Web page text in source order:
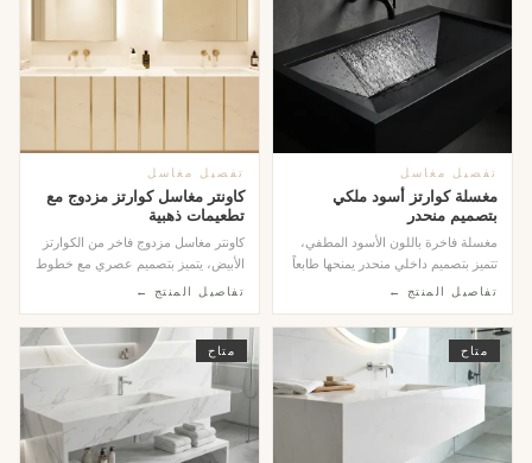
تفصيل مغاسل
مغسلة كوارتز أسود ملكي
بتصميم منحدر
مغسلة فاخرة باللون الأسود المطفي،
تتميز بتصميم داخلي منحدر يمنحها طابعاً
هندسياً...
تفاصيل المنتج ←
تفصيل مغاسل
كاونتر مغاسل كوارتز مزدوج مع
تطعيمات ذهبية
كاونتر مغاسل مزدوج فاخر من الكوارتز
الأبيض، يتميز بتصميم عصري مع خطوط
ذهبية عمود...
تفاصيل المنتج ←
متاح متاح